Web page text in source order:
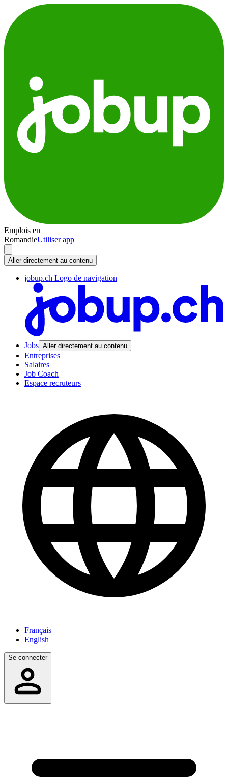
Emplois en
RomandieUtiliser app
Aller directement au contenu
jobup.ch Logo de navigation
Jobs Aller directement au contenu
Entreprises
Salaires
Job Coach
Espace recruteurs
Français
English
Se connecter